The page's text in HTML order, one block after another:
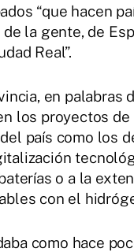
“que hacen
la gente, de
Real”.
en palabras
los proyectos de
país como los
o a la
con el
como hace